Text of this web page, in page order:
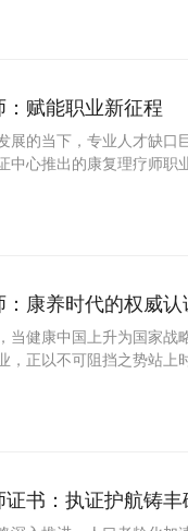
赋能职业新征程
展的当下，专业人才缺口
中心推出的康复理疗师职
康养时代的权威认
当健康中国上升为国家
，正以不可阻挡之势站上
书：执证护航铸丰